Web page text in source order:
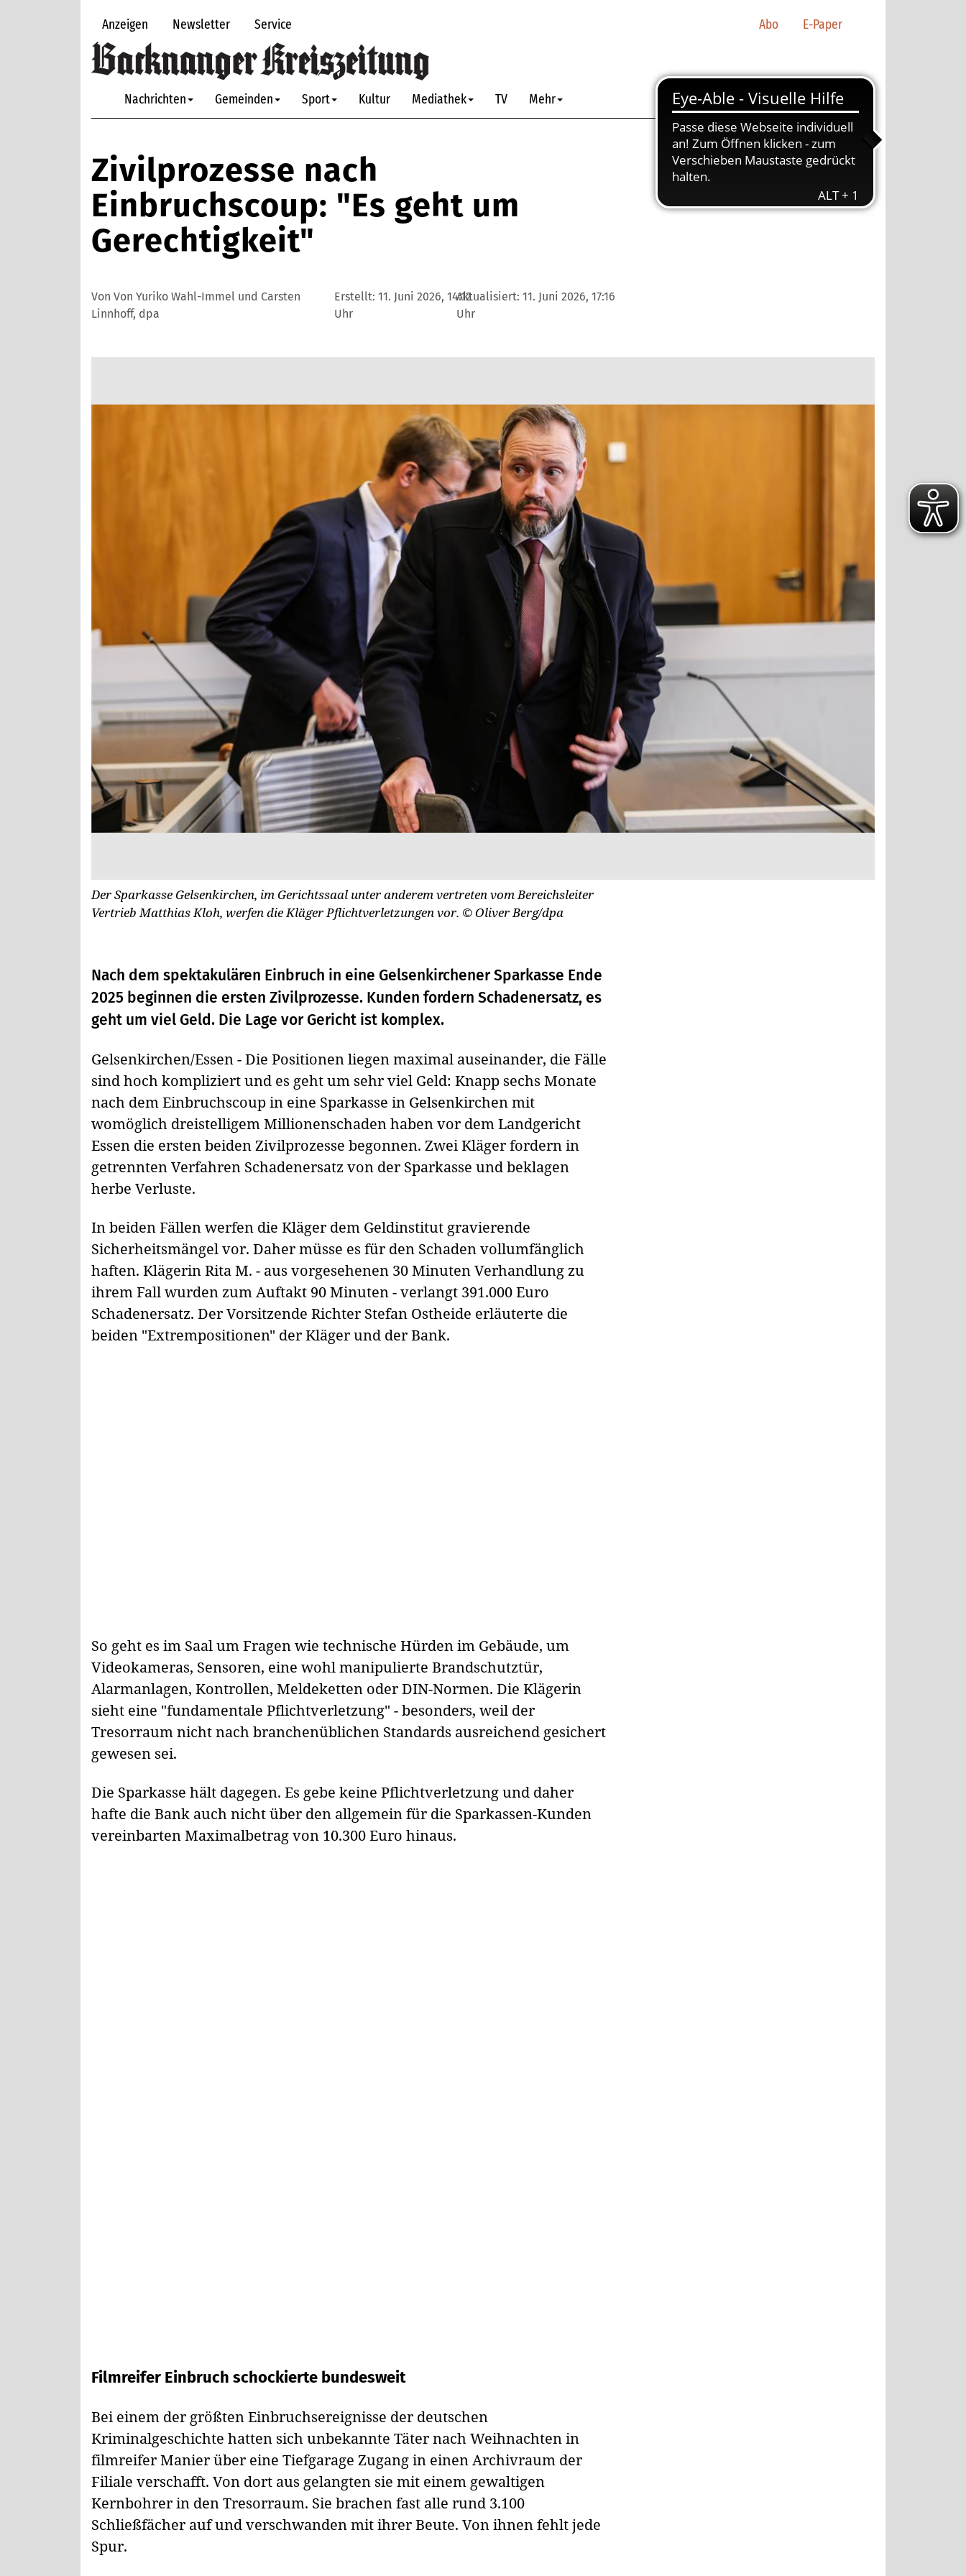
Anzeigen Newsletter Service Abo E-Paper
Nachrichten Gemeinden Sport Kultur Mediathek TV Mehr
Zivilprozesse nach
Einbruchscoup: "Es geht um
Gerechtigkeit"
Von Von Yuriko Wahl-Immel und Carsten
Linnhoff, dpa
Erstellt: 11. Juni 2026, 14:12
Uhr
Aktualisiert: 11. Juni 2026, 17:16
Uhr
Der Sparkasse Gelsenkirchen, im Gerichtssaal unter anderem vertreten vom Bereichsleiter
Vertrieb Matthias Kloh, werfen die Kläger Pflichtverletzungen vor. © Oliver Berg/dpa
Nach dem spektakulären Einbruch in eine Gelsenkirchener Sparkasse Ende
2025 beginnen die ersten Zivilprozesse. Kunden fordern Schadenersatz, es
geht um viel Geld. Die Lage vor Gericht ist komplex.
Gelsenkirchen/Essen - Die Positionen liegen maximal auseinander, die Fälle
sind hoch kompliziert und es geht um sehr viel Geld: Knapp sechs Monate
nach dem Einbruchscoup in eine Sparkasse in Gelsenkirchen mit
womöglich dreistelligem Millionenschaden haben vor dem Landgericht
Essen die ersten beiden Zivilprozesse begonnen. Zwei Kläger fordern in
getrennten Verfahren Schadenersatz von der Sparkasse und beklagen
herbe Verluste.
In beiden Fällen werfen die Kläger dem Geldinstitut gravierende
Sicherheitsmängel vor. Daher müsse es für den Schaden vollumfänglich
haften. Klägerin Rita M. - aus vorgesehenen 30 Minuten Verhandlung zu
ihrem Fall wurden zum Auftakt 90 Minuten - verlangt 391.000 Euro
Schadenersatz. Der Vorsitzende Richter Stefan Ostheide erläuterte die
beiden "Extrempositionen" der Kläger und der Bank.
So geht es im Saal um Fragen wie technische Hürden im Gebäude, um
Videokameras, Sensoren, eine wohl manipulierte Brandschutztür,
Alarmanlagen, Kontrollen, Meldeketten oder DIN-Normen. Die Klägerin
sieht eine "fundamentale Pflichtverletzung" - besonders, weil der
Tresorraum nicht nach branchenüblichen Standards ausreichend gesichert
gewesen sei.
Die Sparkasse hält dagegen. Es gebe keine Pflichtverletzung und daher
hafte die Bank auch nicht über den allgemein für die Sparkassen-Kunden
vereinbarten Maximalbetrag von 10.300 Euro hinaus.
Filmreifer Einbruch schockierte bundesweit
Bei einem der größten Einbruchsereignisse der deutschen
Kriminalgeschichte hatten sich unbekannte Täter nach Weihnachten in
filmreifer Manier über eine Tiefgarage Zugang in einen Archivraum der
Filiale verschafft. Von dort aus gelangten sie mit einem gewaltigen
Kernbohrer in den Tresorraum. Sie brachen fast alle rund 3.100
Schließfächer auf und verschwanden mit ihrer Beute. Von ihnen fehlt jede
Spur.